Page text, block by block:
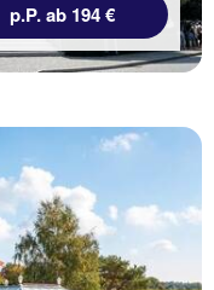
p.P. ab 194 €